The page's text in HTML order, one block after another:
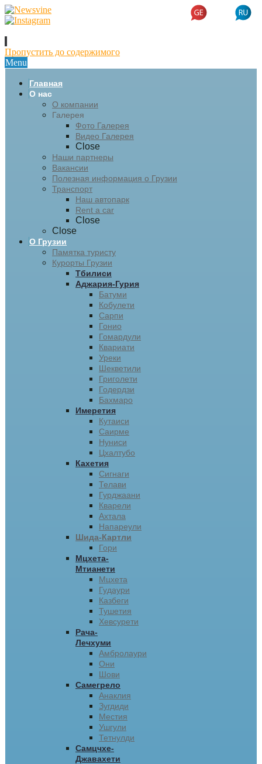
Пропустить до содержимого
Menu
Главная
О нас
О компании
Галерея
Фото Галерея
Видео Галерея
Close
Наши партнеры
Вакансии
Полезная информация о Грузии
Транспорт
Наш автопарк
Rent a car
Close
Close
О Грузии
Памятка туристу
Курорты Грузии
Тбилиси
Аджария-Гурия
Батуми
Кобулети
Сарпи
Гонио
Гомардули
Квариати
Уреки
Шекветили
Григолети
Годердзи
Бахмаро
Имеретия
Кутаиси
Саирме
Нуниси
Цхалтубо
Кахетия
Сигнаги
Телави
Гурджаани
Кварели
Ахтала
Напареули
Шида-Картли
Гори
Мцхета-
Мтианети
Мцхета
Гудаури
Казбеги
Тушетия
Хевсурети
Рача-
Лечхуми
Амбролаури
Они
Шови
Самегрело
Анаклия
Зугдиди
Местия
Ушгули
Тетнулди
Самцчхе-
Джавахети